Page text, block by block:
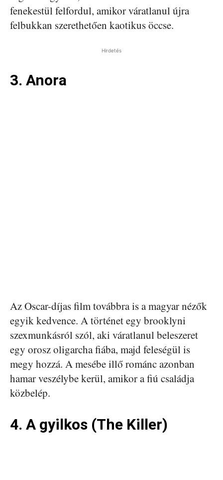
fenekestül felfordul, amikor váratlanul újra
felbukkan szerethetően kaotikus öccse.
Hirdetés
3. Anora
Az Oscar-díjas film továbbra is a magyar nézők
egyik kedvence. A történet egy brooklyni
szexmunkásról szól, aki váratlanul beleszeret
egy orosz oligarcha fiába, majd feleségül is
megy hozzá. A mesébe illő románc azonban
hamar veszélybe kerül, amikor a fiú családja
közbelép.
4. A gyilkos (The Killer)